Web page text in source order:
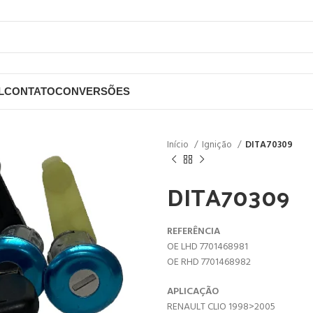
CONTATOCONVERSÕES
Início Ignição DITA70309
DITA70309
REFERÊNCIA
OE LHD 7701468981
OE RHD 7701468982
APLICAÇÃO
RENAULT CLIO 1998>2005